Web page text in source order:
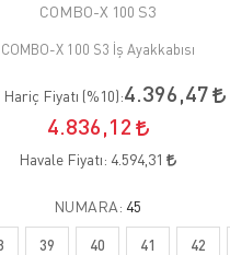
COMBO-X 100 S3
COMBO-X 100 S3 İş Ayakkabısı
Hariç Fiyatı (%10):4.396,47
4.836,12
Havale Fiyatı: 4.594,31
NUMARA: 45
39 40 41 42